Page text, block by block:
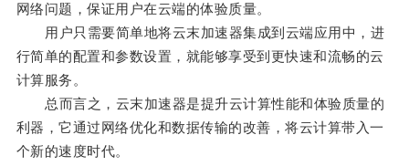
网络问题，保证用户在云端的体验质量。
用户只需要简单地将云末加速器集成到云端应用中，进
行简单的配置和参数设置，就能够享受到更快速和流畅的云
计算服务。
总而言之，云末加速器是提升云计算性能和体验质量的
利器，它通过网络优化和数据传输的改善，将云计算带入一
个新的速度时代。